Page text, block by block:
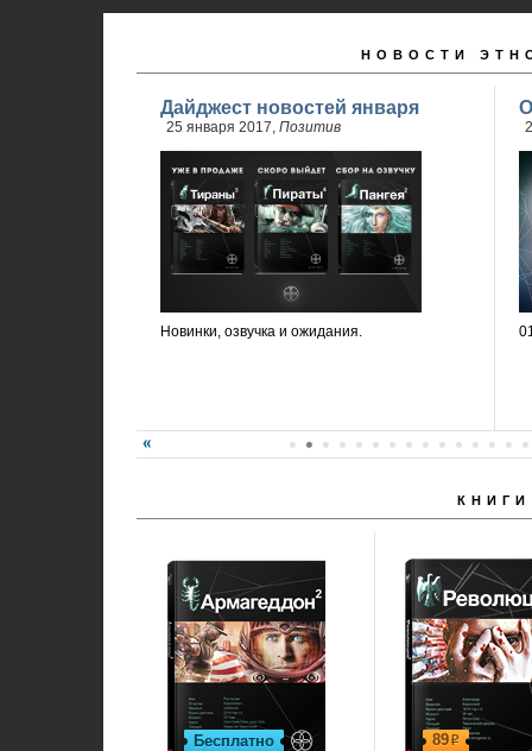
НОВОСТИ
Дайджест новостей января
25 января 2017, Позитив
Новинки, озвучка и ожидания.
КНИГИ
Бесплатно 89р